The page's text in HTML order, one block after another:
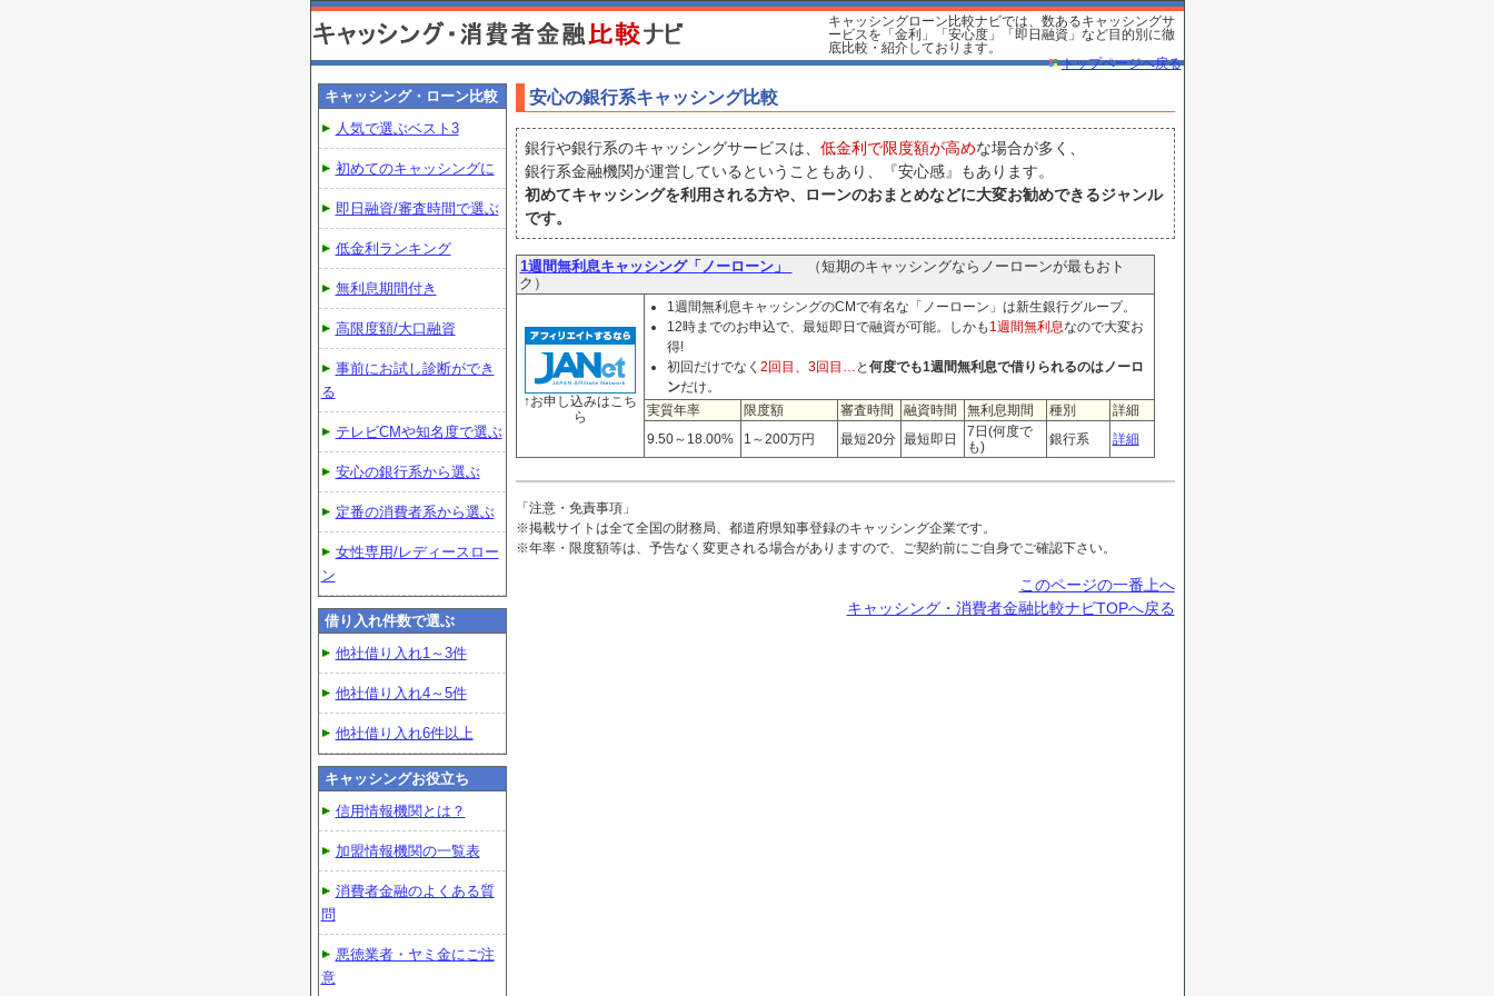
キャッシングローン比較ナビでは、数あるキャッシングサ
ービスを「金利」「安心度」「即日融資」など目的別に徹
底比較・紹介しております。
トップページへ戻る
安心の銀行系キャッシング比較
銀行や銀行系のキャッシングサービスは、 低金利で限度額が高めな場合が多く、
銀行系金融機関が運営しているということもあり、『安心感』もあります。
初めてキャッシングを利用される方や、ローンのおまとめなどに大変お勧めできるジャンル
です。
1週間無利息キャッシング「ノーローン」
（短期のキャッシングならノーローンが最もおト
ク）
↑お申し込みはこち
ら
1週間無利息キャッシングのCMで有名な「ノーローン」は新生銀行グループ。
12時までのお申込で、最短即日で融資が可能。しかも 1週間無利息なので大変お
得!
初回だけでなく 2回目、3回目… と 何度でも1週間無利息で借りられるのはノーロ
ンだけ。
実質年率
限度額 審査時間 融資時間 無利息期間 種別
詳細
9.50～18.00%
1～200万円 最短20分 最短即日
7日(何度で
も)
銀行系 詳細
「注意・免責事項」
※掲載サイトは全て全国の財務局、都道府県知事登録のキャッシング企業です。
※年率・限度額等は、予告なく変更される場合がありますので、ご契約前にご自身でご確認下さい。
このページの一番上へ
キャッシング・消費者金融比較ナビTOPへ戻る
キャッシング・ローン比較
人気で選ぶベスト3
初めてのキャッシングに
即日融資/審査時間で選ぶ
低金利ランキング
無利息期間付き
高限度額/大口融資
事前にお試し診断ができ
る
テレビCMや知名度で選ぶ
安心の銀行系から選ぶ
定番の消費者系から選ぶ
女性専用/レディースロー
ン
借り入れ件数で選ぶ
他社借り入れ1～3件
他社借り入れ4～5件
他社借り入れ6件以上
キャッシングお役立ち
信用情報機関とは？
加盟情報機関の一覧表
消費者金融のよくある質
問
悪徳業者・ヤミ金にご注
意